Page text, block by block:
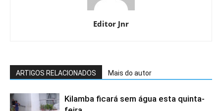
Editor Jnr
ARTIGOS RELACIONADOS Mais do autor
Kilamba ficará sem água esta quinta-